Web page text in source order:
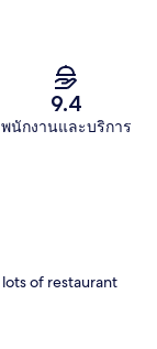
9.4
พนักงานและบริการ
of restaurant